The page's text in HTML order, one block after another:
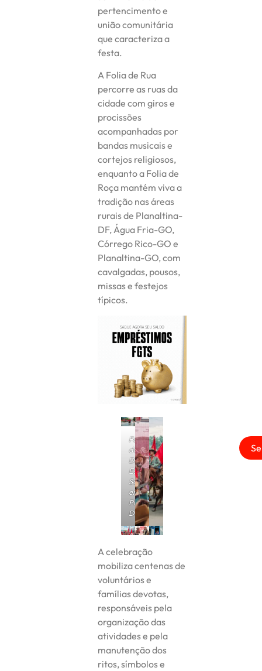
pertencimento e
união comunitária
que caracteriza a
festa.
A Folia de Rua
percorre as ruas da
cidade com giros e
procissões
acompanhadas por
bandas musicais e
cortejos religiosos,
enquanto a Folia de
Roça mantém viva a
tradição nas áreas
rurais de Planaltina-
DF, Água Fria-GO,
Córrego Rico-GO e
Planaltina-GO, com
cavalgadas, pousos,
missas e festejos
típicos.
Festa
do
Divino
Espirito
Santo
em
Planaltina
DF
A celebração
mobiliza centenas de
voluntários e
famílias devotas,
responsáveis pela
organização das
atividades e pela
manutenção dos
ritos, símbolos e